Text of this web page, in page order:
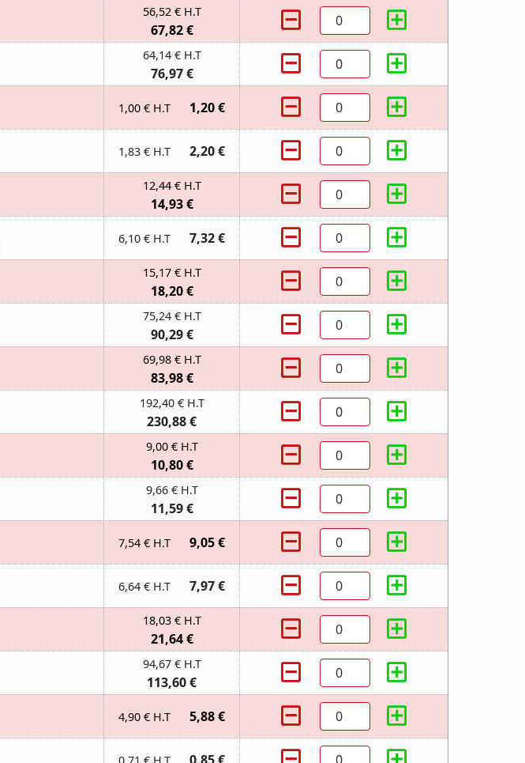
56,52 € H.T
67,82 €
64,14 € H.T
76,97 €
1,00 € H.T 1,20 €
1,83 € H.T 2,20 €
12,44 € H.T
14,93 €
6,10 € H.T 7,32 €
15,17 € H.T
18,20 €
75,24 € H.T
90,29 €
69,98 € H.T
83,98 €
192,40 € H.T
230,88 €
9,00 € H.T
10,80 €
9,66 € H.T
11,59 €
7,54 € H.T 9,05 €
6,64 € H.T 7,97 €
18,03 € H.T
21,64 €
94,67 € H.T
113,60 €
4,90 € H.T 5,88 €